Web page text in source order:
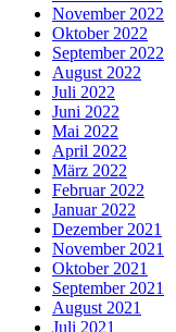
November 2022
Oktober 2022
September 2022
August 2022
Juli 2022
Juni 2022
Mai 2022
April 2022
März 2022
Februar 2022
Januar 2022
Dezember 2021
November 2021
Oktober 2021
September 2021
August 2021
Juli 2021